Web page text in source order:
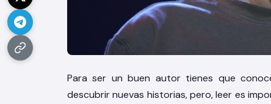
Para ser un buen autor tienes que
descubrir nuevas historias, pero, leer es